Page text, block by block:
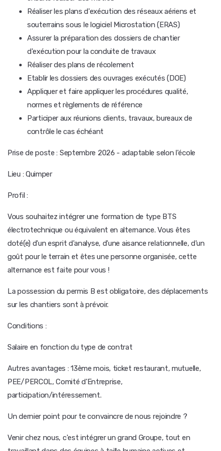
Réaliser les plans d'exécution des réseaux aériens et
souterrains sous le logiciel Microstation (ERAS)
Assurer la préparation des dossiers de chantier
d'exécution pour la conduite de travaux
Réaliser des plans de récolement
Etablir les dossiers des ouvrages exécutés (DOE)
Appliquer et faire appliquer les procédures qualité,
normes et règlements de référence
Participer aux réunions clients, travaux, bureaux de
contrôle le cas échéant
Prise de poste : Septembre 2026 - adaptable selon l'école
Lieu : Quimper
Profil :
Vous souhaitez intégrer une formation de type BTS
électrotechnique ou équivalent en alternance. Vous êtes
doté(e) d'un esprit d'analyse, d'une aisance relationnelle, d'un
goût pour le terrain et êtes une personne organisée, cette
alternance est faite pour vous !
La possession du permis B est obligatoire, des déplacements
sur les chantiers sont à prévoir.
Conditions :
Salaire en fonction du type de contrat
Autres avantages : 13ème mois, ticket restaurant, mutuelle,
PEE/PERCOL, Comité d'Entreprise,
participation/intéressement.
Un dernier point pour te convaincre de nous rejoindre ?
Venir chez nous, c'est intégrer un grand Groupe, tout en